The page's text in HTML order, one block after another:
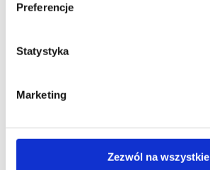
Preferencje
Statystyka
Marketing
Zezwól na wszystkie